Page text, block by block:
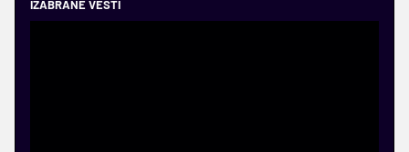
IZABRANE VESTI